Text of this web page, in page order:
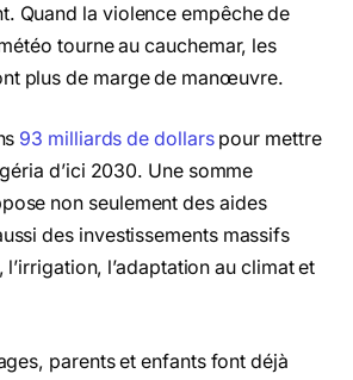
Quand la violence empêche de
tourne au cauchemar, les
plus de marge de manœuvre.
93 milliards de dollars pour mettre
d’ici 2030. Une somme
non seulement des aides
des investissements massifs
l’irrigation, l’adaptation au climat et
parents et enfants font déjà